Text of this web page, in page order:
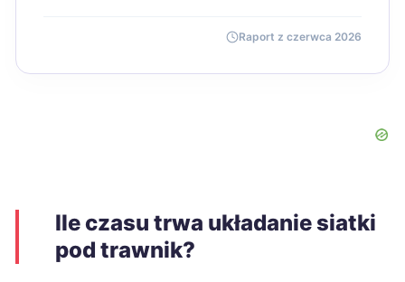
Raport z czerwca 2026
Ile czasu trwa układanie siatki
pod trawnik?